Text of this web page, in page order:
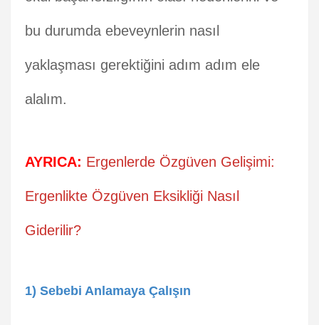
bu durumda ebeveynlerin nasıl
yaklaşması gerektiğini adım adım ele
alalım.
AYRICA: Ergenlerde Özgüven Gelişimi:
Ergenlikte Özgüven Eksikliği Nasıl
Giderilir?
1) Sebebi Anlamaya Çalışın